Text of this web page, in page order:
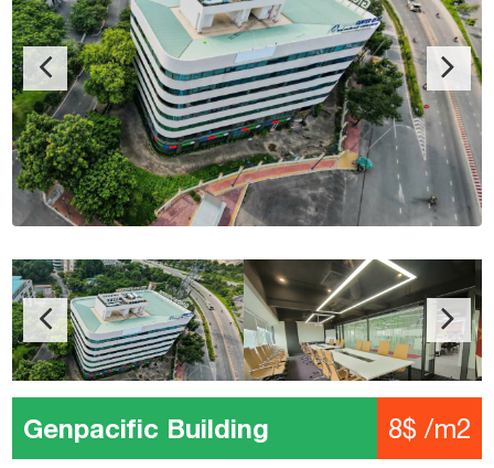
Genpacific Building 8$ /m2